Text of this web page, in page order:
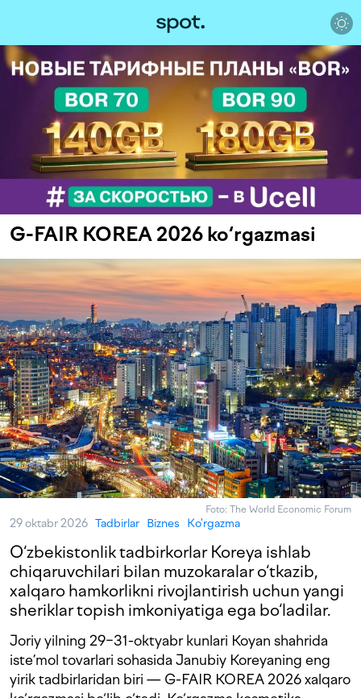
G-FAIR KOREA 2026 ko‘rgazmasi
Foto: The World Economic Forum
29 oktabr 2026 Tadbirlar Biznes Ko'rgazma
O‘zbekistonlik tadbirkorlar Koreya ishlab
chiqaruvchilari bilan muzokaralar o‘tkazib,
xalqaro hamkorlikni rivojlantirish uchun yangi
sheriklar topish imkoniyatiga ega bo‘ladilar.
Joriy yilning 29−31-oktyabr kunlari Koyan shahrida
iste’mol tovarlari sohasida Janubiy Koreyaning eng
yirik tadbirlaridan biri — G-FAIR KOREA 2026 xalqaro